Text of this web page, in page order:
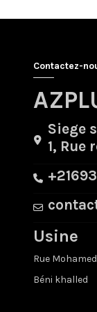
Contactez-
Siege
1, Rue
Usine
Rue
Béni khalled